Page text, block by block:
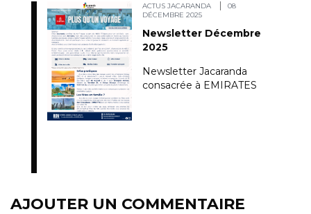
ACTUS JACARANDA
08
DÉCEMBRE 2025
Newsletter Décembre
2025
Newsletter Jacaranda
consacrée à EMIRATES
AJOUTER UN COMMENTAIRE